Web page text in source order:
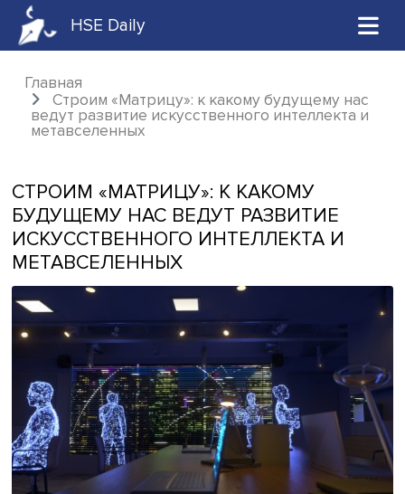
HSE Daily
Главная
Строим «Матрицу»: к какому будущему
ведут развитие искусственного
СТРОИМ «МАТРИЦУ»: К КАКОМУ
БУДУЩЕМУ НАС ВЕДУТ РАЗВИТИЕ
ИСКУССТВЕННОГО ИНТЕЛЛЕКТА И
МЕТАВСЕЛЕННЫХ